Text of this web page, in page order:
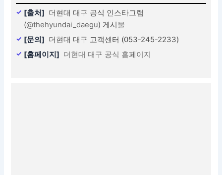
[출처] 더현대 대구 공식 인스타그램
(@thehyundai_daegu) 게시물
[문의] 더현대 대구 고객센터 (053-245-2233)
[홈페이지] 더현대 대구 공식 홈페이지